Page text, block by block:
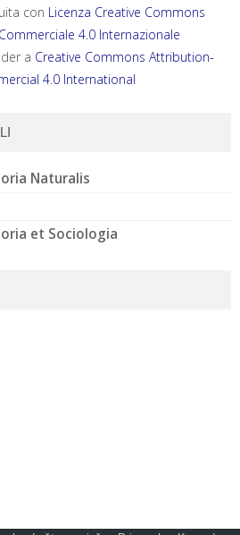
con Licenza Creative Commons
4.0 Internazionale
a Creative Commons Attribution-
4.0 International
Naturalis
et Sociologia